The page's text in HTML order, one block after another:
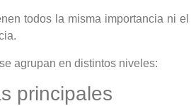
todos la misma importancia ni el
agrupan en distintos niveles:
principales